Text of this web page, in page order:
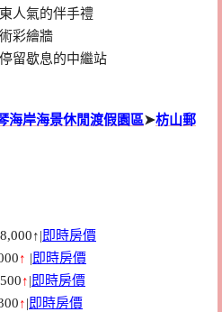
人氣的伴手禮
彩繪牆
留歇息的中繼站
海岸海景休閒渡假園區➤枋山郵
即時房價
↑ |即時房價
↑|即時房價
↑|即時房價